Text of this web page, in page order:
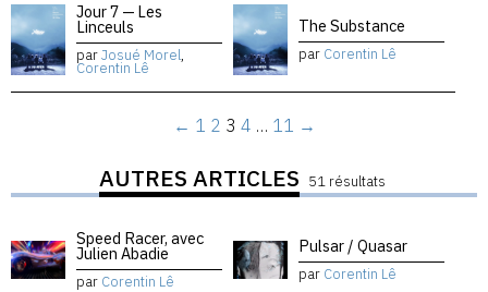
Jour 7 — Les
Linceuls
parJosué Morel,
Corentin Lê
The Substance
par Corentin Lê
← 1 2 3 4 … 11 →
AUTRES ARTICLES 51 résultats
Speed Racer, avec
Julien Abadie
par Corentin Lê
Pulsar / Quasar
par Corentin Lê